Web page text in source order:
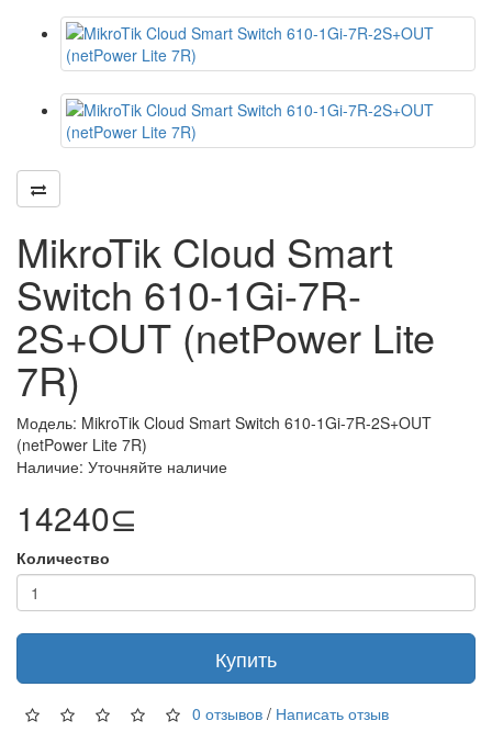
MikroTik Cloud Smart
Switch 610-1Gi-7R-
2S+OUT (netPower Lite
7R)
Модель: MikroTik Cloud Smart Switch 610-1Gi-7R-2S+OUT
(netPower Lite 7R)
Наличие: Уточняйте наличие
14240⊆
Количество
Купить
0 отзывов / Написать отзыв